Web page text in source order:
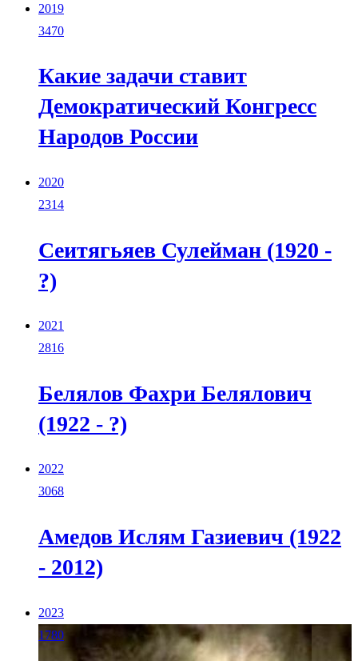
2019
3470
Какие задачи ставит
Демократический Конгресс
Народов России
2020
2314
Сеитягьяев Сулейман (1920 -
?)
2021
2816
Белялов Фахри Белялович
(1922 - ?)
2022
3068
Амедов Ислям Газиевич (1922
- 2012)
2023
1780